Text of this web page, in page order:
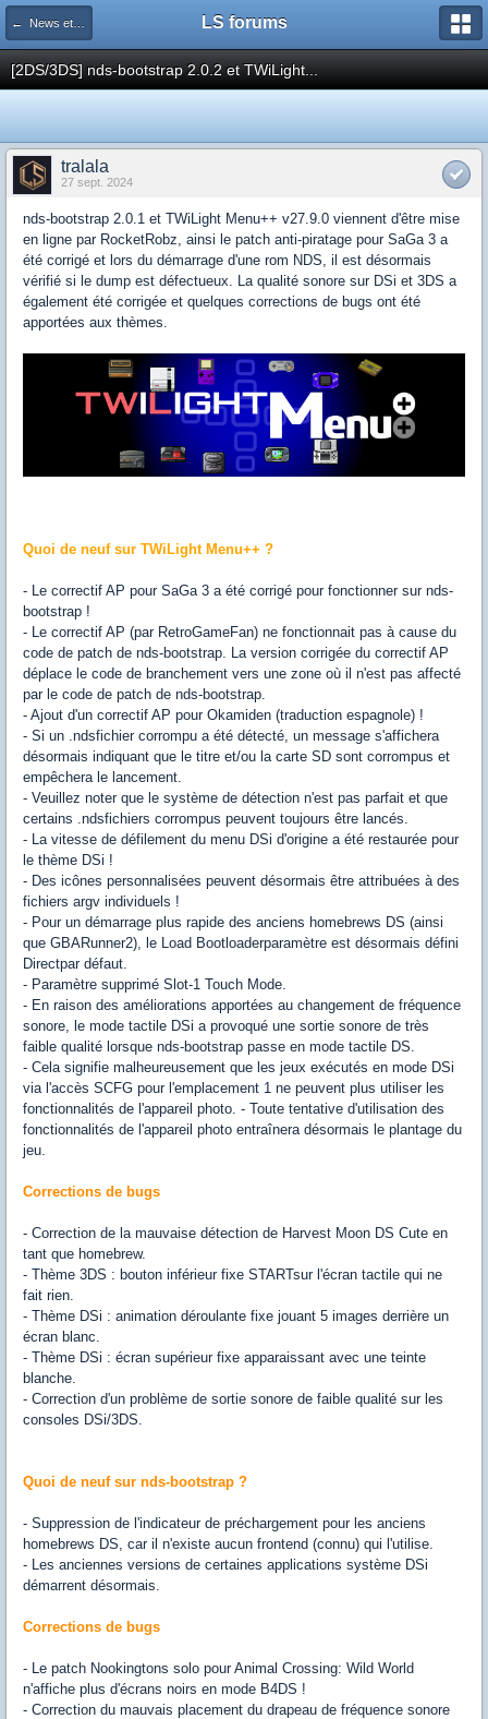
← News et actualités postées sur LS LS forums
[2DS/3DS] nds-bootstrap 2.0.2 et TWiLight...
tralala
27 sept. 2024
nds-bootstrap 2.0.1 et TWiLight Menu++ v27.9.0 viennent d'être mise
en ligne par RocketRobz, ainsi le patch anti-piratage pour SaGa 3 a
été corrigé et lors du démarrage d'une rom NDS, il est désormais
vérifié si le dump est défectueux. La qualité sonore sur DSi et 3DS a
également été corrigée et quelques corrections de bugs ont été
apportées aux thèmes.
Quoi de neuf sur TWiLight Menu++ ?
- Le correctif AP pour SaGa 3 a été corrigé pour fonctionner sur nds-
bootstrap !
- Le correctif AP (par RetroGameFan) ne fonctionnait pas à cause du
code de patch de nds-bootstrap. La version corrigée du correctif AP
déplace le code de branchement vers une zone où il n'est pas affecté
par le code de patch de nds-bootstrap.
- Ajout d'un correctif AP pour Okamiden (traduction espagnole) !
- Si un .ndsfichier corrompu a été détecté, un message s'affichera
désormais indiquant que le titre et/ou la carte SD sont corrompus et
empêchera le lancement.
- Veuillez noter que le système de détection n'est pas parfait et que
certains .ndsfichiers corrompus peuvent toujours être lancés.
- La vitesse de défilement du menu DSi d'origine a été restaurée pour
le thème DSi !
- Des icônes personnalisées peuvent désormais être attribuées à des
fichiers argv individuels !
- Pour un démarrage plus rapide des anciens homebrews DS (ainsi
que GBARunner2), le Load Bootloaderparamètre est désormais défini
Directpar défaut.
- Paramètre supprimé Slot-1 Touch Mode.
- En raison des améliorations apportées au changement de fréquence
sonore, le mode tactile DSi a provoqué une sortie sonore de très
faible qualité lorsque nds-bootstrap passe en mode tactile DS.
- Cela signifie malheureusement que les jeux exécutés en mode DSi
via l'accès SCFG pour l'emplacement 1 ne peuvent plus utiliser les
fonctionnalités de l'appareil photo. - Toute tentative d'utilisation des
fonctionnalités de l'appareil photo entraînera désormais le plantage du
jeu.
Corrections de bugs
- Correction de la mauvaise détection de Harvest Moon DS Cute en
tant que homebrew.
- Thème 3DS : bouton inférieur fixe STARTsur l'écran tactile qui ne
fait rien.
- Thème DSi : animation déroulante fixe jouant 5 images derrière un
écran blanc.
- Thème DSi : écran supérieur fixe apparaissant avec une teinte
blanche.
- Correction d'un problème de sortie sonore de faible qualité sur les
consoles DSi/3DS.
Quoi de neuf sur nds-bootstrap ?
- Suppression de l'indicateur de préchargement pour les anciens
homebrews DS, car il n'existe aucun frontend (connu) qui l'utilise.
- Les anciennes versions de certaines applications système DSi
démarrent désormais.
Corrections de bugs
- Le patch Nookingtons solo pour Animal Crossing: Wild World
n'affiche plus d'écrans noirs en mode B4DS !
- Correction du mauvais placement du drapeau de fréquence sonore